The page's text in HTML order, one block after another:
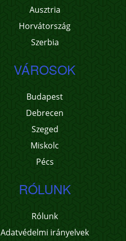
Ausztria
Horvátország
Szerbia
VÁROSOK
Budapest
Debrecen
Szeged
Miskolc
Pécs
RÓLUNK
Rólunk
Adatvédelmi irányelvek